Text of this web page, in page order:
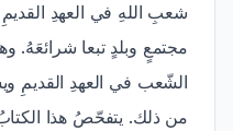
شعبِ اللهِ في العهدِ
مجتمعٍ وبلدٍ تبعا شرائعَهُ.
الشّعب في العهدِ القديمِ
من ذلك. يتفحّصُ هذا